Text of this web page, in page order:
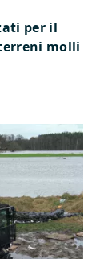
per il
molli